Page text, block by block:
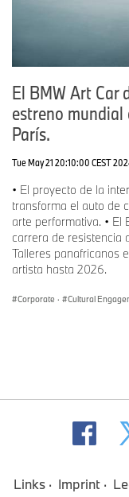
El BMW Art Car
estreno mundial
París.
Tue May 21 20:10:00 CEST
• El proyecto de la
transforma el auto de
arte performativa. • El
carrera de resistencia
Talleres panafricanos
artista hasta 2026.
Corporate · Cultural
Links Imprint